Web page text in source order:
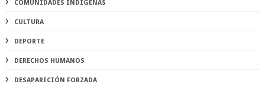
COMUNIDADES INDÍGENAS
CULTURA
DEPORTE
DERECHOS HUMANOS
DESAPARICIÓN FORZADA